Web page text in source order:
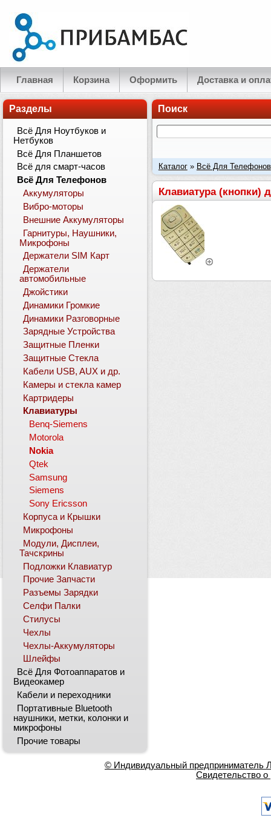
Главная Корзина Оформить Доставка и
Поиск
Каталог» Всё Для Телефонов
Клавиатура (кнопки)
Разделы
Всё Для Ноутбуков и
Нетбуков
Всё Для Планшетов
Всё для смарт-часов
Всё Для Телефонов
Аккумуляторы
Вибро-моторы
Внешние Аккумуляторы
Гарнитуры, Наушники,
Микрофоны
Держатели SIM Карт
Держатели
автомобильные
Джойстики
Динамики Громкие
Динамики Разговорные
Зарядные Устройства
Защитные Пленки
Защитные Стекла
Кабели USB, AUX и др.
Камеры и стекла камер
Картридеры
Клавиатуры
Benq-Siemens
Motorola
Nokia
Qtek
Samsung
Siemens
Sony Ericsson
Корпуса и Крышки
Микрофоны
Модули, Дисплеи,
Тачскрины
Подложки Клавиатур
Прочие Запчасти
Разъемы Зарядки
Селфи Палки
Стилусы
Чехлы
Чехлы-Аккумуляторы
Шлейфы
Всё Для Фотоаппаратов и
Видеокамер
Кабели и переходники
Портативные Bluetooth
наушники, метки, колонки и
микрофоны
Прочие товары
© Индивидуальный предприниматель
Свидетельство